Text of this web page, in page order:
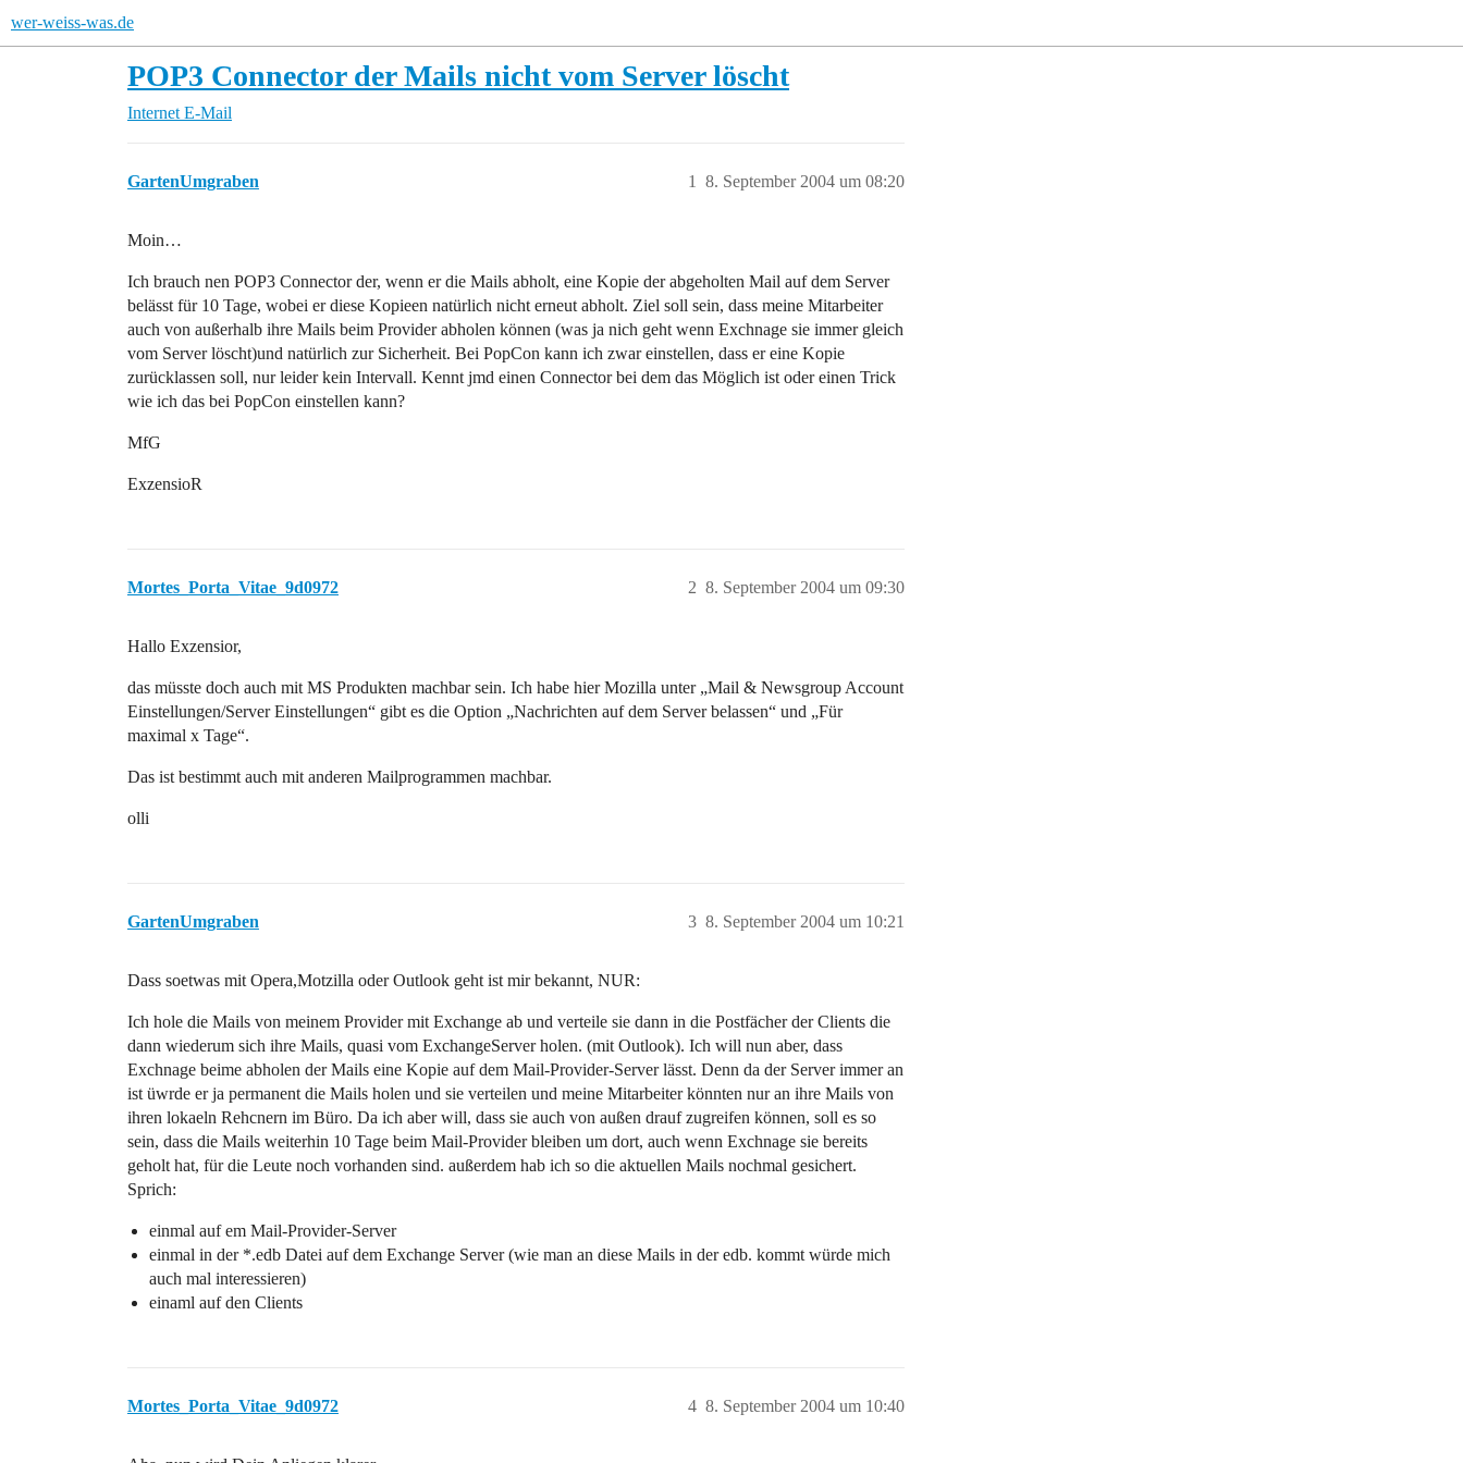
wer-weiss-was.de
POP3 Connector der Mails nicht vom Server löscht
Internet E-Mail
GartenUmgraben 8. September 2004 um 08:20
1
Moin…
Ich brauch nen POP3 Connector der, wenn er die Mails abholt, eine Kopie der abgeholten Mail auf dem Server
belässt für 10 Tage, wobei er diese Kopieen natürlich nicht erneut abholt. Ziel soll sein, dass meine Mitarbeiter
auch von außerhalb ihre Mails beim Provider abholen können (was ja nich geht wenn Exchnage sie immer gleich
vom Server löscht)und natürlich zur Sicherheit. Bei PopCon kann ich zwar einstellen, dass er eine Kopie
zurücklassen soll, nur leider kein Intervall. Kennt jmd einen Connector bei dem das Möglich ist oder einen Trick
wie ich das bei PopCon einstellen kann?
MfG
ExzensioR
Mortes_Porta_Vitae_9d0972 8. September 2004 um 09:30
2
Hallo Exzensior,
das müsste doch auch mit MS Produkten machbar sein. Ich habe hier Mozilla unter „Mail & Newsgroup Account
Einstellungen/Server Einstellungen“ gibt es die Option „Nachrichten auf dem Server belassen“ und „Für
maximal x Tage“.
Das ist bestimmt auch mit anderen Mailprogrammen machbar.
olli
GartenUmgraben 8. September 2004 um 10:21
3
Dass soetwas mit Opera,Motzilla oder Outlook geht ist mir bekannt, NUR:
Ich hole die Mails von meinem Provider mit Exchange ab und verteile sie dann in die Postfächer der Clients die
dann wiederum sich ihre Mails, quasi vom ExchangeServer holen. (mit Outlook). Ich will nun aber, dass
Exchnage beime abholen der Mails eine Kopie auf dem Mail-Provider-Server lässt. Denn da der Server immer an
ist üwrde er ja permanent die Mails holen und sie verteilen und meine Mitarbeiter könnten nur an ihre Mails von
ihren lokaeln Rehcnern im Büro. Da ich aber will, dass sie auch von außen drauf zugreifen können, soll es so
sein, dass die Mails weiterhin 10 Tage beim Mail-Provider bleiben um dort, auch wenn Exchnage sie bereits
geholt hat, für die Leute noch vorhanden sind. außerdem hab ich so die aktuellen Mails nochmal gesichert.
Sprich:
einmal auf em Mail-Provider-Server
einmal in der *.edb Datei auf dem Exchange Server (wie man an diese Mails in der edb. kommt würde mich
auch mal interessieren)
einaml auf den Clients
Mortes_Porta_Vitae_9d0972 8. September 2004 um 10:40
4